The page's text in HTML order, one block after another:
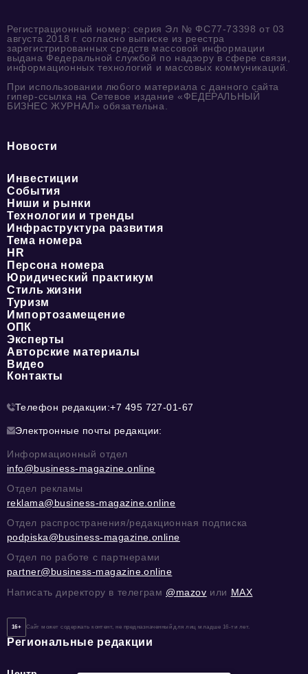
Регистрационный номер: серия Эл № ФС77-73398 от 03
августа 2018 г. согласно выписке из реестра
зарегистрированных средств массовой информации
выдана Федеральной службой по надзору в сфере связи,
информационных технологий и массовых коммуникаций.
При использовании любого материала с данного сайта
гипер-ссылка на Сетевое издание «ФЕДЕРАЛЬНЫЙ
БИЗНЕС ЖУРНАЛ» обязательна.
Новости
Инвестиции
События
Ниши и рынки
Технологии и тренды
Инфраструктура развития
Тема номера
HR
Персона номера
Юридический практикум
Стиль жизни
Туризм
Импортозамещение
ОПК
Эксперты
Авторские материалы
Видео
Контакты
Телефон редакции:+7 495 727-01-67
Электронные почты редакции:
Информационный отдел
info@business-magazine.online
Отдел рекламы
reklama@business-magazine.online
Отдел распространения/редакционная подписка
podpiska@business-magazine.online
Отдел по работе с партнерами
partner@business-magazine.online
Написать директору в телеграм @mazov или MAX
16+ Сайт может содержать контент, не предназначенный для лиц младше 16-ти лет.
Региональные редакции